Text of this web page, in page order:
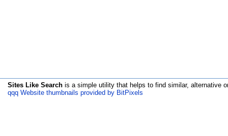
Sites Like Search is a simple utility that helps to find similar, alternative
qqq Website thumbnails provided by BitPixels